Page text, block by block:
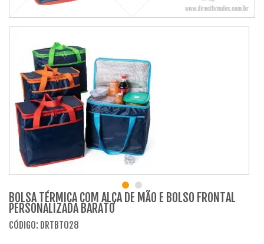
BOLSA TÉRMICA COM ALÇA DE MÃO E BOLSO FRONTAL
PERSONALIZADA BARATO
CÓDIGO: DRTBT028